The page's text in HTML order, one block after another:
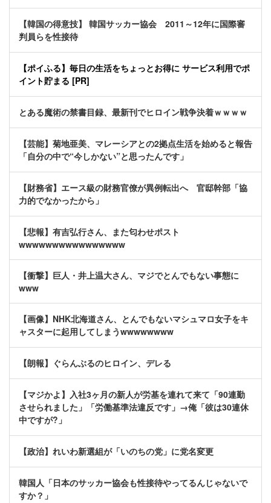
【韓国の得意技】 韓国サッカー協会 2011～12年に国際審
判員らを性接待
【ポイふる】毎日の生活をちょっとお得に サービス利用でポ
イント貯まる [PR]
とある魔術の禁書目録、最新刊でヒロイン戦争決着ｗｗｗｗ
【芸能】菊地亜美、マレーシアとの2拠点生活を始めると報告
「自分の中で“今しかない”と思ったんです」
【財務省】エース級の財務官僚が異例転出へ 官邸幹部「協
力的でなかったから」
【悲報】有吉弘行さん、また匂わせポスト
wwwwwwwwwwwwwwww
【衝撃】巨人・井上温大さん、マジでとんでもない事態に
www
【画像】NHK北海道さん、とんでもないマシュマロ女子をキ
ャスターに起用してしまうwwwwwwww
【朗報】ぐらんぶるのヒロイン、デレる
【マジかよ】入社3ヶ月の新人が労基を連れて来て「90連勤
させられました」「労働基準法違反です」→俺「彼は30連休
中ですが?」
【政治】れいわ新選組が「いのちの党」に党名変更
韓国人「日本のサッカー協会も性接待やってるんじゃないで
すか？」